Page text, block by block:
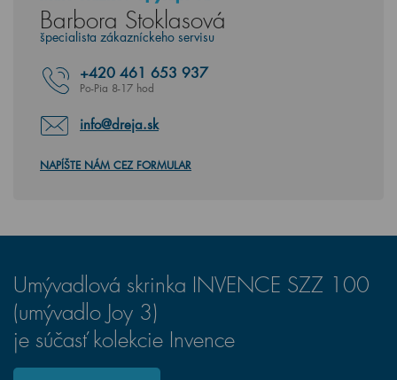
Barbora Stoklasová
špecialista zákazníckeho servisu
+420 461 653 937
Po-Pia 8-17 hod
info@dreja.sk
NAPÍŠTE NÁM CEZ FORMULAR
Umývadlová skrinka INVENCE SZZ 100
(umývadlo Joy 3)
je súčasť kolekcie Invence